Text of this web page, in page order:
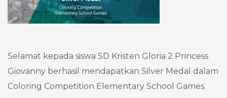
Selamat kepada siswa SD Kristen Gloria 2 Princess
Giovanny berhasil mendapatkan Silver Medal dalam
Coloring Competition Elementary School Games.